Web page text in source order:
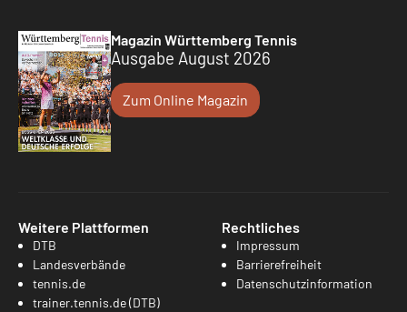
Magazin Württemberg Tennis
Ausgabe August 2026
Zum Online Magazin
Weitere Plattformen
DTB
Landesverbände
tennis.de
trainer.tennis.de (DTB)
Rechtliches
Impressum
Barrierefreiheit
Datenschutzinformation